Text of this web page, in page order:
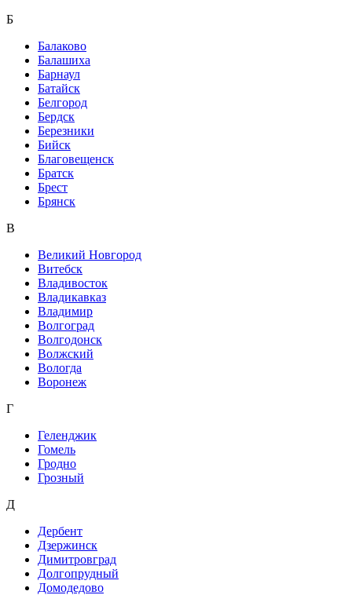
Б
Балаково
Балашиха
Барнаул
Батайск
Белгород
Бердск
Березники
Бийск
Благовещенск
Братск
Брест
Брянск
В
Великий Новгород
Витебск
Владивосток
Владикавказ
Владимир
Волгоград
Волгодонск
Волжский
Вологда
Воронеж
Г
Геленджик
Гомель
Гродно
Грозный
Д
Дербент
Дзержинск
Димитровград
Долгопрудный
Домодедово